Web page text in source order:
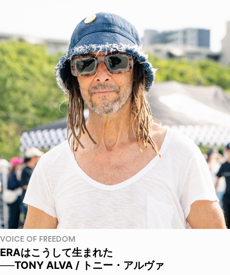
VOICE OF FREEDOM
ERAはこうして生まれた
──TONY ALVA / トニー・アルヴァ